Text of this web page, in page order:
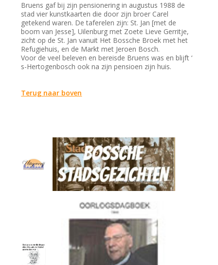
Bruens gaf bij zijn pensionering in augustus 1988 de
stad vier kunstkaarten die door zijn broer Carel
getekend waren. De taferelen zijn: St. Jan [met de
boom van Jesse], Uilenburg met Zoete Lieve Gerritje,
zicht op de St. Jan vanuit Het Bossche Broek met het
Refugiehuis, en de Markt met Jeroen Bosch.
Voor de veel beleven en bereisde Bruens was en blijft ‘
s-Hertogenbosch ook na zijn pensioen zijn huis.
Terug naar boven